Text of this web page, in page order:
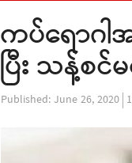
ကပ်ရောဂ
ပြီး သန့်စ
Published:June 26, 2020